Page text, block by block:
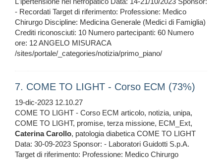
- Recordati Target di riferimento: Professione: Medico
Chirurgo Discipline: Medicina Generale (Medici di Famiglia)
Crediti riconosciuti: 10 Numero partecipanti: 60 Numero
ore: 12 ANGELO MISURACA
/sites/portale/_categories/notizia/primo_piano/
7. COME TO LIGHT - Corso ECM (73%)
19-dic-2023 12.10.27
COME TO LIGHT - Corso ECM articolo, notizia, unipa,
COME TO LIGHT, promise, terza missione, ECM_Ext,
Caterina Carollo, patologia diabetica COME TO LIGHT
Data: 30-09-2023 Sponsor: - Laboratori Guidotti S.p.A.
Target di riferimento: Professione: Medico Chirurgo